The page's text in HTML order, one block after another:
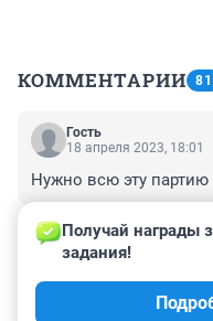
КОММЕНТАРИИ 81
Гость
18 апреля 2023, 18:01
Нужно всю эту партию
Гость
скоро депутатов не
Получай награды
задания!